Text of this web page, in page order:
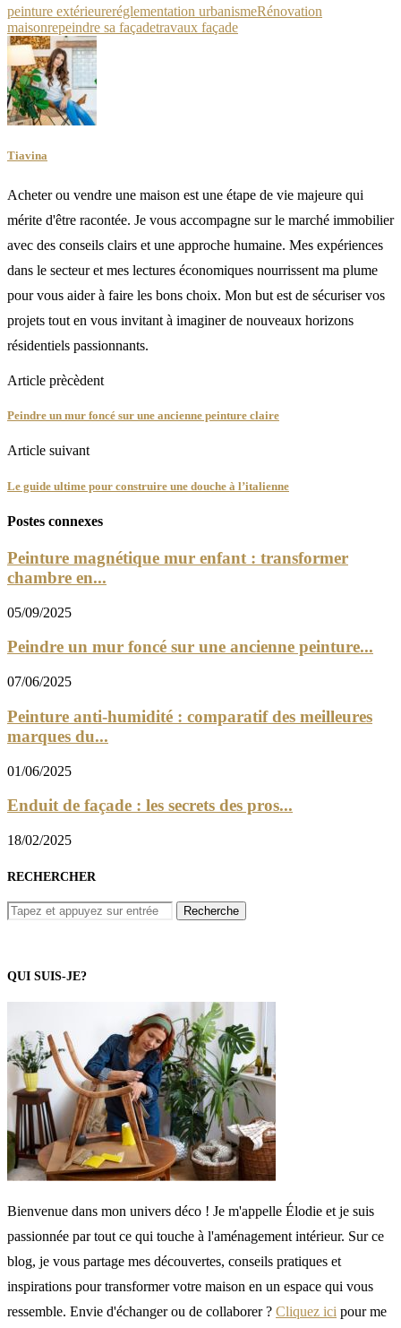
peinture extérieureréglementation urbanismeRénovation
maisonrepeindre sa façadetravaux façade
Tiavina
Acheter ou vendre une maison est une étape de vie majeure qui
mérite d'être racontée. Je vous accompagne sur le marché immobilier
avec des conseils clairs et une approche humaine. Mes expériences
dans le secteur et mes lectures économiques nourrissent ma plume
pour vous aider à faire les bons choix. Mon but est de sécuriser vos
projets tout en vous invitant à imaginer de nouveaux horizons
résidentiels passionnants.
Article prècèdent
Peindre un mur foncé sur une ancienne peinture claire
Article suivant
Le guide ultime pour construire une douche à l’italienne
Postes connexes
Peinture magnétique mur enfant : transformer
chambre en...
05/09/2025
Peindre un mur foncé sur une ancienne peinture...
07/06/2025
Peinture anti-humidité : comparatif des meilleures
marques du...
01/06/2025
Enduit de façade : les secrets des pros...
18/02/2025
RECHERCHER
QUI SUIS-JE?
Bienvenue dans mon univers déco ! Je m'appelle Élodie et je suis
passionnée par tout ce qui touche à l'aménagement intérieur. Sur ce
blog, je vous partage mes découvertes, conseils pratiques et
inspirations pour transformer votre maison en un espace qui vous
ressemble. Envie d'échanger ou de collaborer ? Cliquez ici pour me